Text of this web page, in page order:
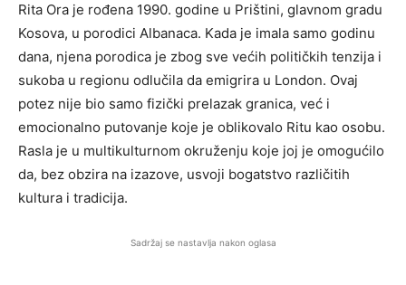
Rita Ora je rođena 1990. godine u Prištini, glavnom gradu
Kosova, u porodici Albanaca. Kada je imala samo godinu
dana, njena porodica je zbog sve većih političkih tenzija i
sukoba u regionu odlučila da emigrira u London. Ovaj
potez nije bio samo fizički prelazak granica, već i
emocionalno putovanje koje je oblikovalo Ritu kao osobu.
Rasla je u multikulturnom okruženju koje joj je omogućilo
da, bez obzira na izazove, usvoji bogatstvo različitih
kultura i tradicija.
Sadržaj se nastavlja nakon oglasa